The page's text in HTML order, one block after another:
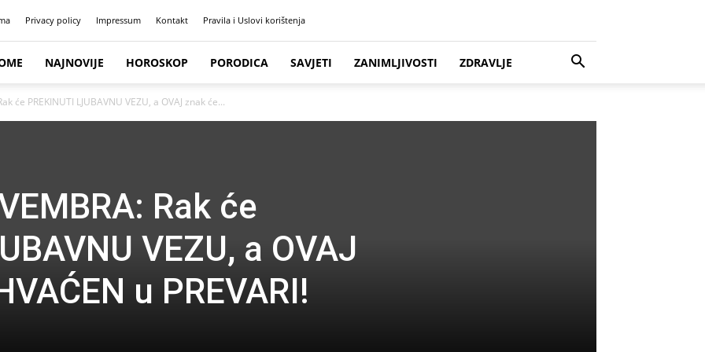
Privacy policy Impressum Kontakt Pravila i Uslovi korištenja
NAJNOVIJE HOROSKOP PORODICA SAVJETI ZANIMLJIVOSTI ZDRAVLJE
će PREKINUTI LJUBAVNU VEZU, a OVAJ znak će...
Rak će
VEZU, a OVAJ
u PREVARI!